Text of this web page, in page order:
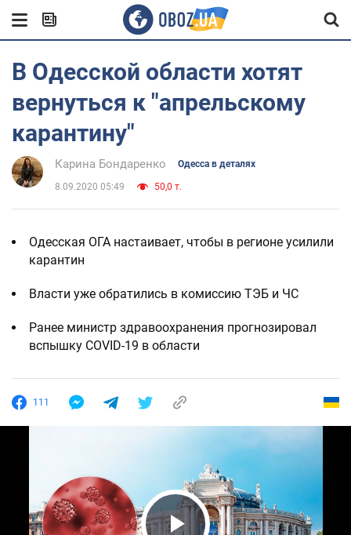
В Одесской области хотят
вернуться к "апрельскому
карантину"
Карина Бондаренко Одесса в деталях
8.09.2020 05:49 50,0 т.
Одесская ОГА настаивает, чтобы в регионе усилили
карантин
Власти уже обратились в комиссию ТЭБ и ЧС
Ранее министр здравоохранения прогнозировал
вспышку COVID-19 в области
111